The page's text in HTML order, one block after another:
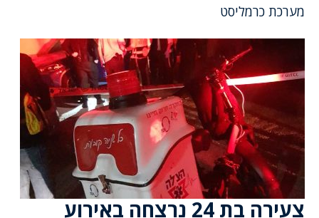
מערכת כרמליסט
צעירה בת 24 נרצחה באירוע